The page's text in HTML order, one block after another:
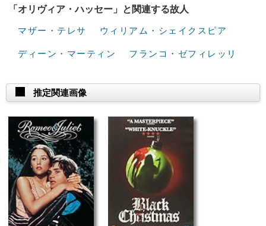
「オリヴィア・ハッセー」と関連する故人
マザー・テレサ ウィリアム・シェイクスピア
ディーン・マーティン フランコ・ゼフィレッリ
推定関連画像